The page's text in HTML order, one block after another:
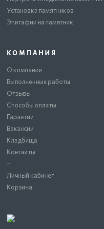
Установка памятников
Эпитафии на памятник
КОМПАНИЯ
О компании
Выполненные работы
Отзывы
Способы оплаты
Гарантии
Вакансии
Кладбища
Контакты
–
Личный кабинет
Корзина